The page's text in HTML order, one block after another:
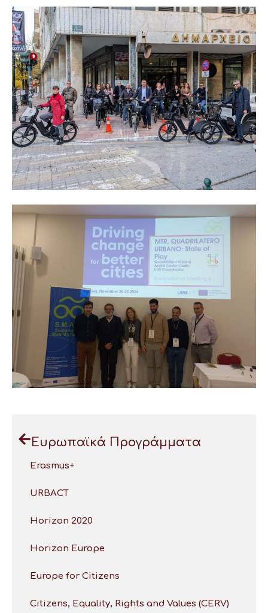
Ευρωπαϊκά Προγράμματα
Erasmus+
URBACT
Horizon 2020
Horizon Europe
Europe for Citizens
Citizens, Equality, Rights and Values (CERV)